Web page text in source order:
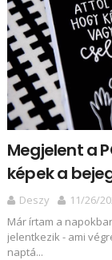
Megjelent a
képek a
Deszy
11/26/
Már írtam a
jelentkezik - ami
naptá...